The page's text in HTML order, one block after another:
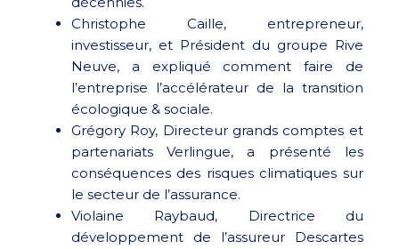
Christophe Caille, entrepreneur,
investisseur, et Président du groupe Rive
Neuve, a expliqué comment faire de
l’entreprise l’accélérateur de la transition
écologique & sociale.
Grégory Roy, Directeur grands comptes et
partenariats Verlingue, a présenté les
conséquences des risques climatiques sur
le secteur de l’assurance.
Violaine Raybaud, Directrice du
développement de l’assureur Descartes